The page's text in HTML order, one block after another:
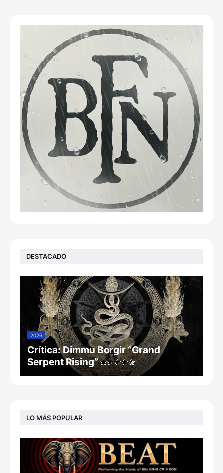
DESTACADO
2026
Crítica: Dimmu Borgir “Grand
Serpent Rising”
LO MÁS POPULAR